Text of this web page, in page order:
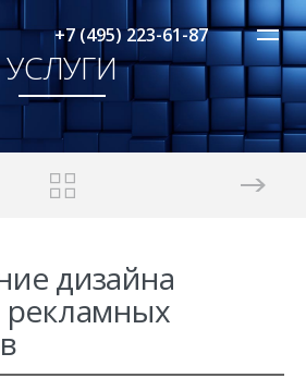
+7 (495) 223-61-87
УСЛУГИ
дизайна
рекламных